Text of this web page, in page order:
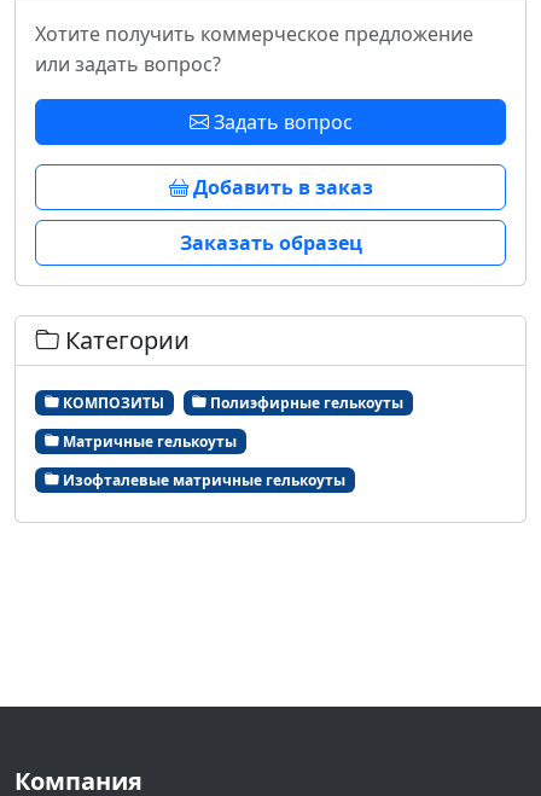
Хотите получить коммерческое предложение
или задать вопрос?
Задать вопрос
Добавить в заказ
Заказать образец
Категории
КОМПОЗИТЫ
Полиэфирные гелькоуты
Матричные гелькоуты
Изофталевые матричные гелькоуты
Компания